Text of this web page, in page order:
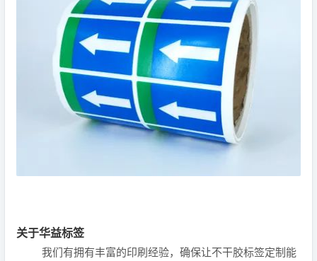
关于华益标签
我们有拥有丰富的印刷经验，确保让不干胶标签定制能